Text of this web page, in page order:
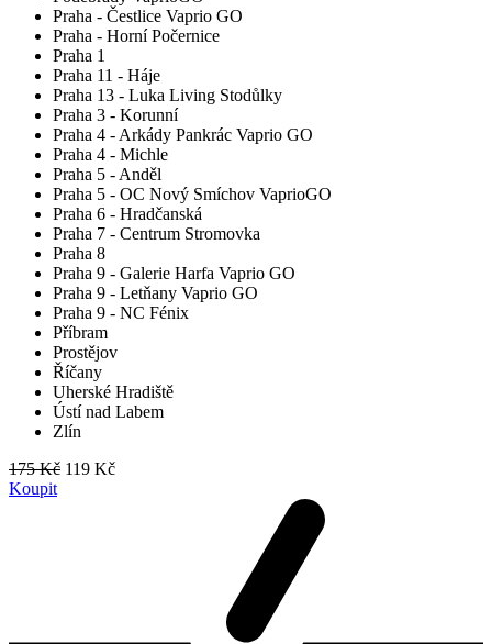
Praha - Čestlice Vaprio GO
Praha - Horní Počernice
Praha 1
Praha 11 - Háje
Praha 13 - Luka Living Stodůlky
Praha 3 - Korunní
Praha 4 - Arkády Pankrác Vaprio GO
Praha 4 - Michle
Praha 5 - Anděl
Praha 5 - OC Nový Smíchov VaprioGO
Praha 6 - Hradčanská
Praha 7 - Centrum Stromovka
Praha 8
Praha 9 - Galerie Harfa Vaprio GO
Praha 9 - Letňany Vaprio GO
Praha 9 - NC Fénix
Příbram
Prostějov
Říčany
Uherské Hradiště
Ústí nad Labem
Zlín
175 Kč 119 Kč
Koupit